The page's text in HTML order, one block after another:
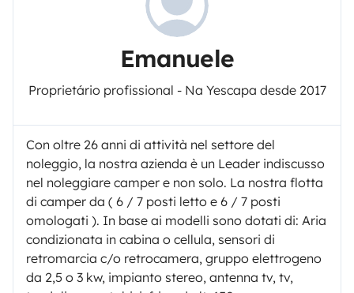
Emanuele
Proprietário profissional - Na Yescapa desde 2017
Con oltre 26 anni di attività nel settore del
noleggio, la nostra azienda è un Leader indiscusso
nel noleggiare camper e non solo. La nostra flotta
di camper da ( 6 / 7 posti letto e 6 / 7 posti
omologati ). In base ai modelli sono dotati di: Aria
condizionata in cabina o cellula, sensori di
retromarcia c/o retrocamera, gruppo elettrogeno
da 2,5 o 3 kw, impianto stereo, antenna tv, tv,